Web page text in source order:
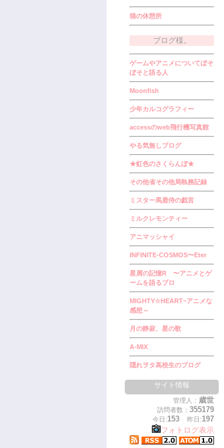
猫の休憩所
ブログ様。
ゲームやアニメについてぼそ
ぼそと語る人
Moonfish
少年カルコグラフィー
accessのweb飛行機写真館
やる気無しブログ
★虹色のさくらんぼ★
その他省その他局執務記録
ミスター馬鹿侍の戯言
ミルクレモンティー
アニマッシャイ
INFINITE-COSMOS〜Eter
星屑の記憶R 〜アニメとゲ
ームを語るブロ
MIGHTY☆HEART~アニメな
感想～
月の静寂、星の歌
A-MIX
隠れヲタ高校生のブログ
サイト情報
管理人： 歳世
訪問者数： 355179
今日:153 昨日:197
フォトログ表示